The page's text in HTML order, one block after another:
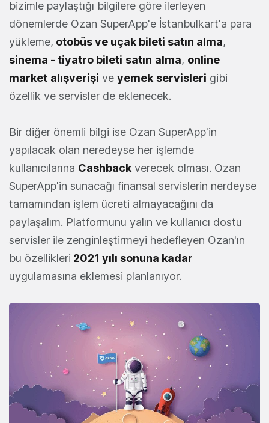
bizimle paylaştığı bilgilere göre ilerleyen
dönemlerde Ozan SuperApp'e İstanbulkart'a para
yükleme, otobüs ve uçak bileti satın alma,
sinema - tiyatro bileti satın alma, online
market alışverişi ve yemek servisleri gibi
özellik ve servisler de eklenecek.
Bir diğer önemli bilgi ise Ozan SuperApp'in
yapılacak olan neredeyse her işlemde
kullanıcılarına Cashback verecek olması. Ozan
SuperApp'in sunacağı finansal servislerin nerdeyse
tamamından işlem ücreti almayacağını da
paylaşalım. Platformunu yalın ve kullanıcı dostu
servisler ile zenginleştirmeyi hedefleyen Ozan'ın
bu özellikleri 2021 yılı sonuna kadar
uygulamasına eklemesi planlanıyor.